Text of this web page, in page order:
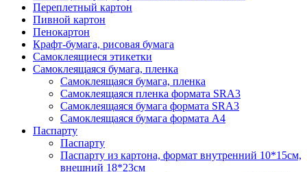
Переплетный картон
Пивной картон
Пенокартон
Крафт-бумага, рисовая бумага
Самоклеящиеся этикетки
Самоклеящаяся бумага, пленка
Самоклеящаяся бумага, пленка
Самоклеящаяся пленка формата SRА3
Самоклеящаяся бумага формата SRА3
Самоклеящаяся бумага формата А4
Паспарту
Паспарту
Паспарту из картона, формат внутренний 10*15см,
внешний 18*23см